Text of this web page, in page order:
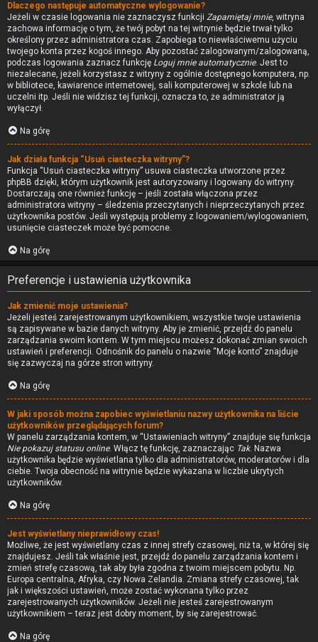
Dlaczego następuje automatyczne wylogowanie?
Jeżeli w czasie logowania nie zaznaczysz funkcji Zapamiętaj mnie, witryna
zachowa informację o tym, że twój pobyt na tej witrynie będzie trwał tylko
określony przez administratora czas. Zapobiega to niewłaściwemu użyciu
twojego konta przez kogoś innego. Aby pozostać zalogowanym/zalogowaną,
podczas logowania zaznacz funkcję Loguj mnie automatycznie. Jest to
niezalecane, jeżeli korzystasz z witryny z ogólnie dostępnego komputera, np.
w bibliotece, kawiarence internetowej, sali komputerowej w szkole lub na
uczelni itp. Jeśli nie widzisz tej funkcji, oznacza to, że administrator ją
wyłączył.
Na górę
Jak działa funkcja “Usuń ciasteczka witryny”?
Funkcja “Usuń ciasteczka witryny” usuwa ciasteczka utworzone przez
phpBB dzięki, którym użytkownik jest autoryzowany i logowany do witryny.
Dostarczają one również funkcję – jeśli została włączona przez
administratora witryny – śledzenia przeczytanych i nieprzeczytanych przez
użytkownika postów. Jeśli występują problemy z logowaniem/wylogowaniem,
usunięcie ciasteczek może być pomocne.
Na górę
Preferencje i ustawienia użytkownika
Jak zmienić moje ustawienia?
Jeżeli jesteś zarejestrowanym użytkownikiem, wszystkie twoje ustawienia
są zapisywane w bazie danych witryny. Aby je zmienić, przejdź do panelu
zarządzania swoim kontem. W tym miejscu możesz dokonać zmian swoich
ustawień i preferencji. Odnośnik do panelu o nazwie “Moje konto” znajduje
się zazwyczaj na górze stron witryny.
Na górę
W jaki sposób można zapobiec wyświetlaniu nazwy użytkownika na liście
użytkowników przeglądających forum?
W panelu zarządzania kontem, w “Ustawieniach witryny” znajduje się funkcja
Nie pokazuj statusu online. Włącz tę funkcję, zaznaczając Tak. Nazwa
użytkownika będzie wyświetlana tylko dla administratorów, moderatorów i dla
ciebie. Twoja obecność na witrynie będzie wykazana w liczbie ukrytych
użytkowników.
Na górę
Jest wyświetlany nieprawidłowy czas!
Możliwe, że jest wyświetlany czas z innej strefy czasowej, niż ta, w której się
znajdujesz. Jeśli tak właśnie jest, przejdź do panelu zarządzania kontem i
zmień strefę czasową, tak aby była zgodna z twoim miejscem pobytu. Np.
Europa centralna, Afryka, czy Nowa Zelandia. Zmiana strefy czasowej, tak
jak i większości ustawień, może zostać wykonana tylko przez
zarejestrowanych użytkowników. Jeżeli nie jesteś zarejestrowanym
użytkownikiem – teraz jest dobry moment, by się zarejestrować.
Na górę